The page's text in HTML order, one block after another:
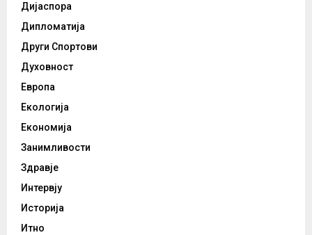
Дијаспора
Дипломатија
Други Спортови
Духовност
Европа
Екологија
Економија
Занимливости
Здравје
Интервју
Историја
Итно